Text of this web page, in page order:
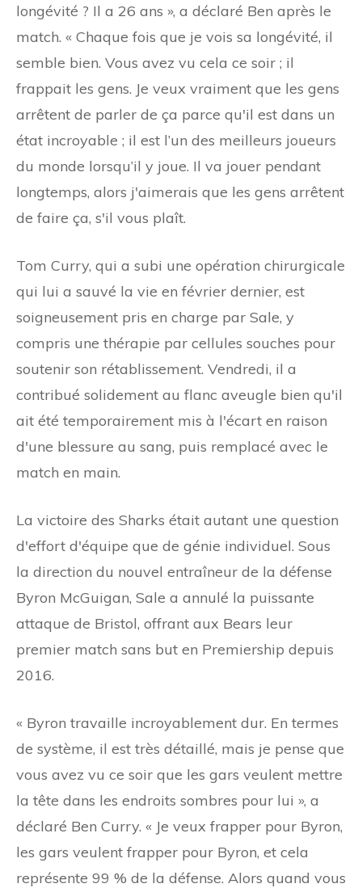
longévité ? Il a 26 ans », a déclaré Ben après le
match. « Chaque fois que je vois sa longévité, il
semble bien. Vous avez vu cela ce soir ; il
frappait les gens. Je veux vraiment que les gens
arrêtent de parler de ça parce qu'il est dans un
état incroyable ; il est l’un des meilleurs joueurs
du monde lorsqu’il y joue. Il va jouer pendant
longtemps, alors j'aimerais que les gens arrêtent
de faire ça, s'il vous plaît.
Tom Curry, qui a subi une opération chirurgicale
qui lui a sauvé la vie en février dernier, est
soigneusement pris en charge par Sale, y
compris une thérapie par cellules souches pour
soutenir son rétablissement. Vendredi, il a
contribué solidement au flanc aveugle bien qu'il
ait été temporairement mis à l'écart en raison
d'une blessure au sang, puis remplacé avec le
match en main.
La victoire des Sharks était autant une question
d'effort d'équipe que de génie individuel. Sous
la direction du nouvel entraîneur de la défense
Byron McGuigan, Sale a annulé la puissante
attaque de Bristol, offrant aux Bears leur
premier match sans but en Premiership depuis
2016.
« Byron travaille incroyablement dur. En termes
de système, il est très détaillé, mais je pense que
vous avez vu ce soir que les gars veulent mettre
la tête dans les endroits sombres pour lui », a
déclaré Ben Curry. « Je veux frapper pour Byron,
les gars veulent frapper pour Byron, et cela
représente 99 % de la défense. Alors quand vous